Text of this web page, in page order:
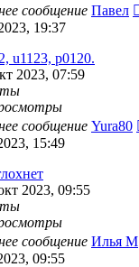
сообщение Павел
19:37
u1123, p0120.
2023, 07:59
сообщение Yura80
15:49
2023, 09:55
сообщение Илья М
09:55